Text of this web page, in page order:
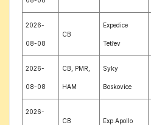
2026-
08-08
CB
Expedice
Tetřev
2026-
08-08
CB, PMR,
HAM
Syky
Boskovice
2026-
CB Exp.Apollo